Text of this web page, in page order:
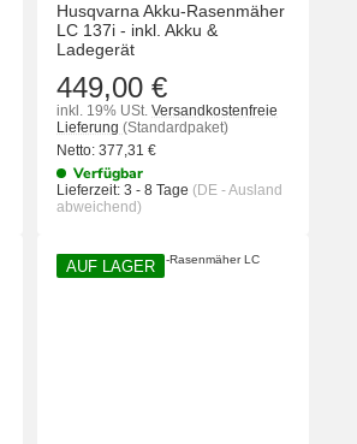
Husqvarna Akku-Rasenmäher
LC 137i - inkl. Akku &
Ladegerät
449,00 €
inkl. 19% USt. Versandkostenfreie
Lieferung (Standardpaket)
Netto: 377,31 €
Verfügbar
Lieferzeit: 3 - 8 Tage (DE - Ausland
abweichend)
AUF LAGER